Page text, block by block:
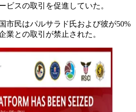
ビスの取引を促進していた。
市民はパルサラド氏および彼が50%
業との取引が禁止された。